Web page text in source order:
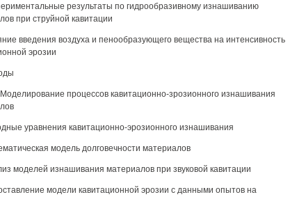
результаты по гидрообразивному изнашиванию
при струйной кавитации
введения воздуха и пенообразующего вещества на интенсивность
эрозии
Моделирование процессов кавитационно-зрозионного изнашивания
уравнения кавитационно-эрозионного изнашивания
модель долговечности материалов
моделей изнашивания материалов при звуковой кавитации
модели кавитационной эрозии с данными опытов на